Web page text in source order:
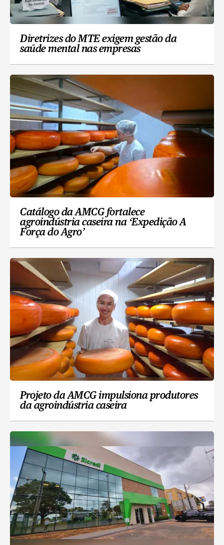
Diretrizes do MTE exigem gestão da
saúde mental nas empresas
Catálogo da AMCG fortalece
agroindústria caseira na ‘Expedição A
Força do Agro’
Projeto da AMCG impulsiona produtores
da agroindústria caseira